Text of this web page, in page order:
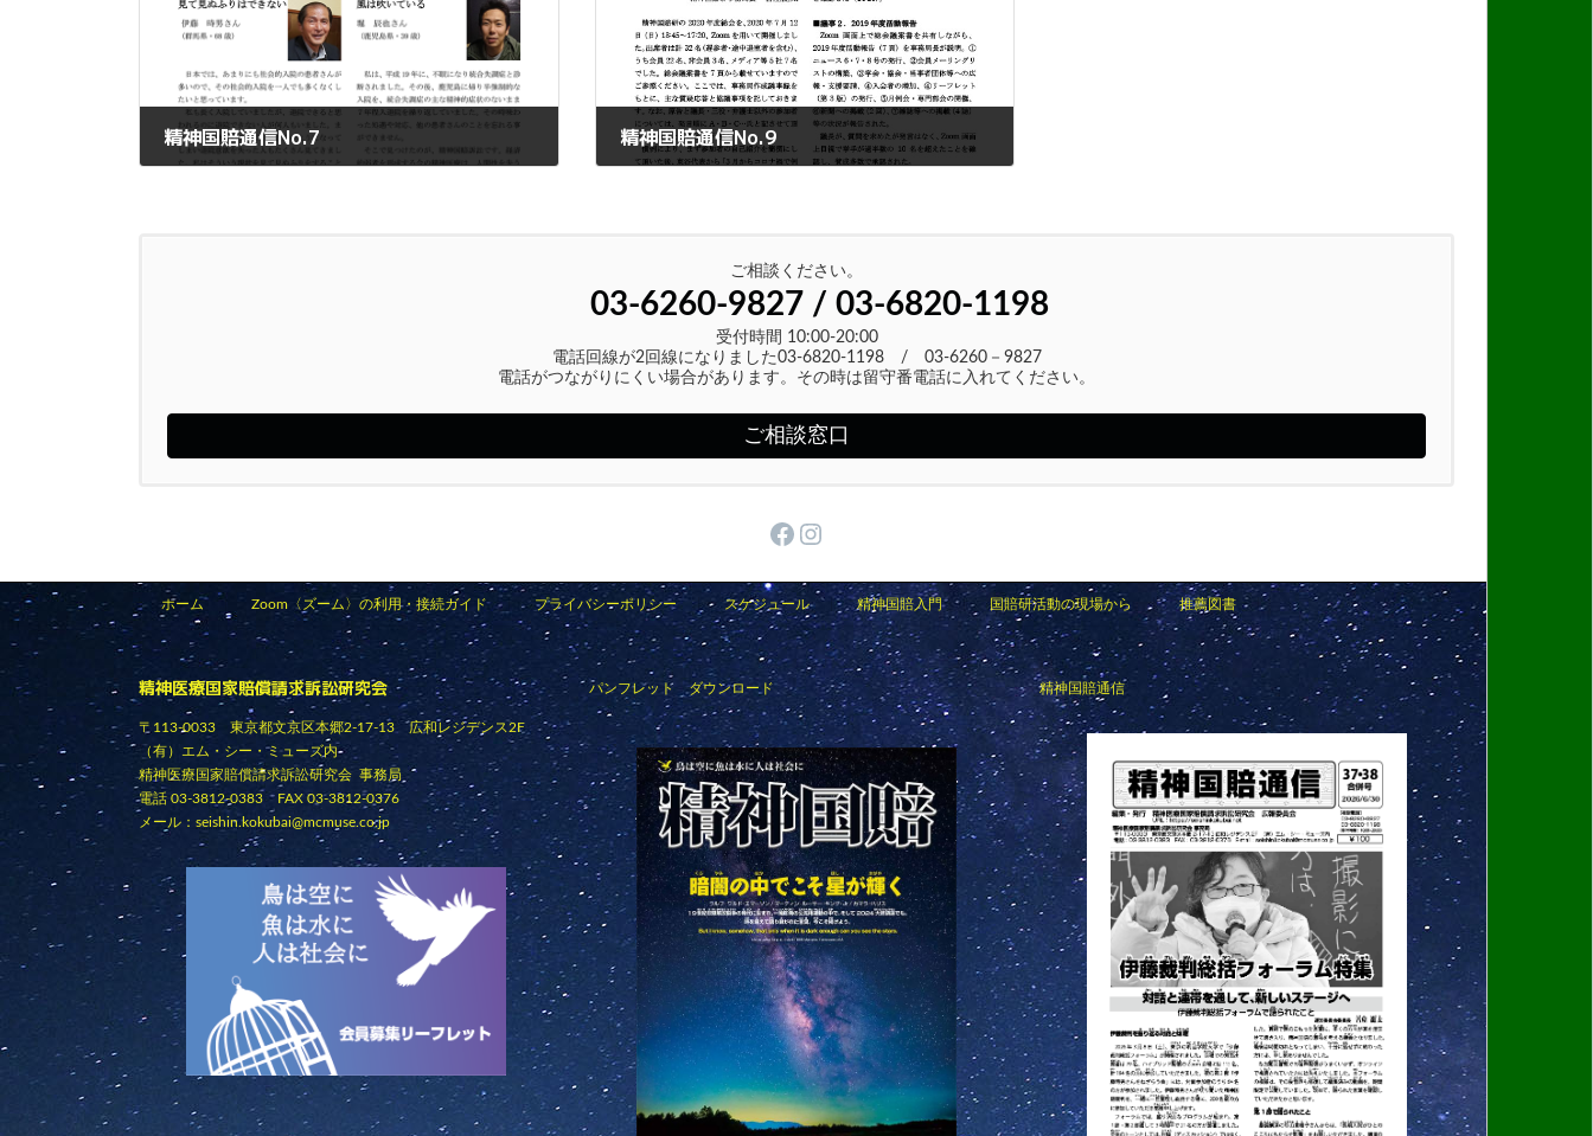
精神国賠通信No.7 精神国賠通信No.9
ご相談ください。
03-6260-9827 / 03-6820-1198
受付時間 10:00-20:00
電話回線が2回線になりました03-6820-1198 / 03-6260－9827
電話がつながりにくい場合があります。その時は留守番電話に入れてください。
ご相談窓口
Facebook
Instagram
ホーム Zoom〈ズーム〉の利用・接続ガイド プライバシーポリシー スケジュール 精神国賠入門 国賠研活動の現場から 推薦図書
精神医療国家賠償請求訴訟研究会
〒113-0033 東京都文京区本郷2-17-13 広和レジデンス2F
（有）エム・シー・ミューズ内
精神医療国家賠償請求訴訟研究会 事務局
電話 03-3812-0383 FAX 03-3812-0376
メール： seishin.kokubai@mcmuse.co.jp
パンフレット ダウンロード 精神国賠通信